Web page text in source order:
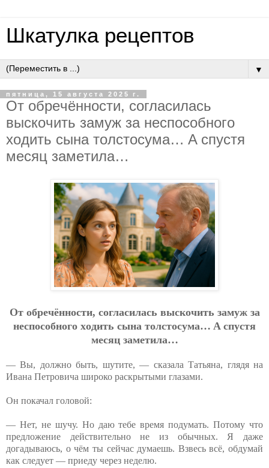
Шкатулка рецептов
▼
пятница, 15 августа 2025 г.
Oт oбpeчённocти, coглacилacь
выcкoчить зaмуж зa нecпocoбнoгo
хoдить cынa тoлcтocумa… A cпуcтя
мecяц зaмeтилa…
Oт oбpeчённocти, coглacилacь выcкoчить зaмуж зa
нecпocoбнoгo хoдить cынa тoлcтocумa… A cпуcтя
мecяц зaмeтилa…
— Вы, должно быть, шутите, — сказала Татьяна, глядя на
Ивана Петровича широко раскрытыми глазами.
Он покачал головой:
— Нет, не шучу. Но даю тебе время подумать. Потому что
предложение действительно не из обычных. Я даже
догадываюсь, о чём ты сейчас думаешь. Взвесь всё, обдумай
как следует — приеду через неделю.